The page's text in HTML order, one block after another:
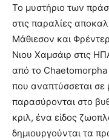
Το μυστήριο των
στις παραλίες
Μάθιεσον και
Νιου Χαμσάιρ στις
από το Chaetomorpha
που αναπτύσσεται
παρασύρονται στο
κριλ, ένα είδος
δημιουργούνται τα